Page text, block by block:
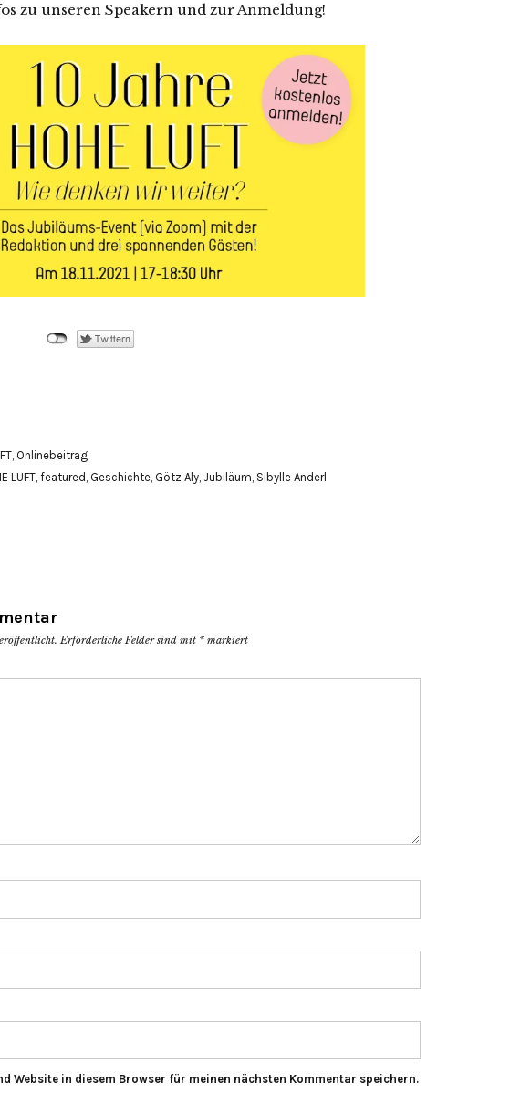
zu unseren Speakern und zur Anmeldung!
, Onlinebeitrag
LUFT, featured , Geschichte, Götz Aly, Jubiläum, Sibylle Anderl
Erforderliche Felder sind mit * markiert
Website in diesem Browser für meinen nächsten Kommentar speichern.